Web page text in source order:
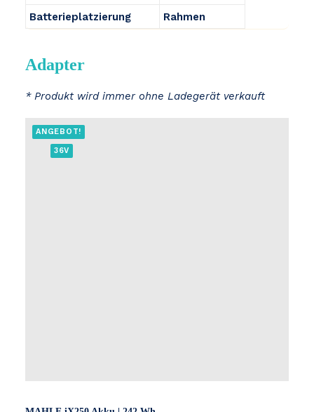
Batterieplatzierung
Rahmen
Adapter
* Produkt wird immer ohne Ladegerät verkauft
36V
ANGEBOT!